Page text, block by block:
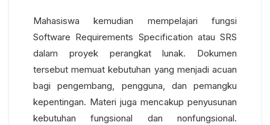
Mahasiswa kemudian mempelajari fungsi
Software Requirements Specification atau SRS
dalam proyek perangkat lunak. Dokumen
tersebut memuat kebutuhan yang menjadi acuan
bagi pengembang, pengguna, dan pemangku
kepentingan. Materi juga mencakup penyusunan
kebutuhan fungsional dan nonfungsional.